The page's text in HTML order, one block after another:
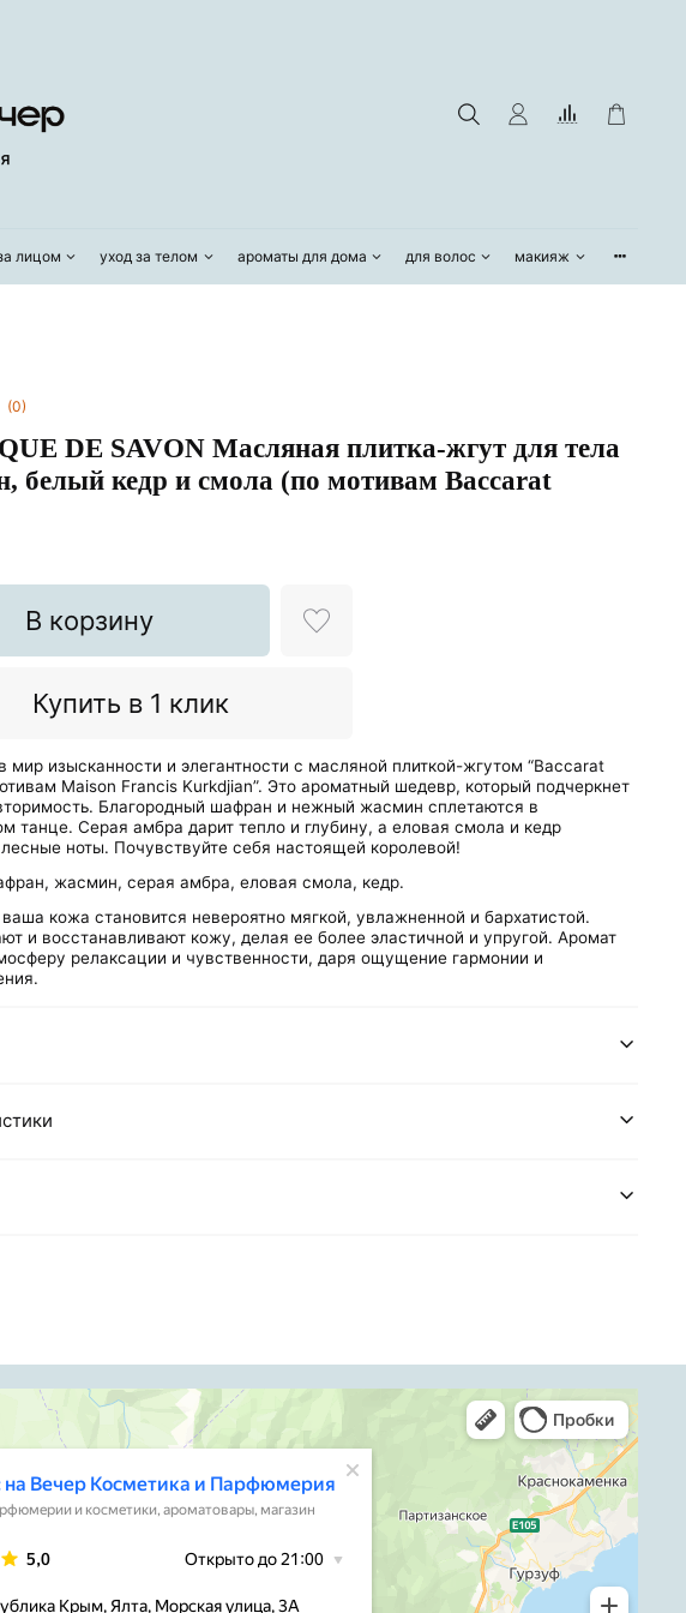
лицом уход за телом ароматы для дома для волос макияж
(0)
DE SAVON Масляная плитка-жгут для тела
белый кедр и смола (по мотивам Baccarat
В корзину
Купить в 1 клик
мир изысканности и элегантности с масляной плиткой-жгутом “Baccarat
Maison Francis Kurkdjian”. Это ароматный шедевр, который подчеркнет
Благородный шафран и нежный жасмин сплетаются в
танце. Серая амбра дарит тепло и глубину, а еловая смола и кедр
ноты. Почувствуйте себя настоящей королевой!
жасмин, серая амбра, еловая смола, кедр.
ваша кожа становится невероятно мягкой, увлажненной и бархатистой.
и восстанавливают кожу, делая ее более эластичной и упругой. Аромат
релаксации и чувственности, даря ощущение гармонии и